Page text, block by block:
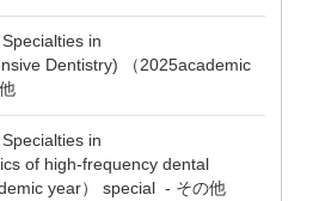
in
Dentistry) （2025academic
in
of high-frequency dental
year） special - その他